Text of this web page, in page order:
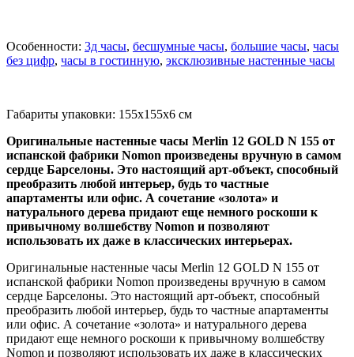
Особенности: 3д часы, бесшумные часы, большие часы, часы
без цифр, часы в гостинную, эксклюзивные настенные часы
Габариты упаковки: 155x155x6 см
Оригинальные настенные часы Merlin 12 GOLD N 155 от
испанской фабрики Nomon произведены вручную в самом
сердце Барселоны. Это настоящий арт-объект, способный
преобразить любой интерьер, будь то частные
апартаменты или офис. А сочетание «золота» и
натурального дерева придают еще немного роскоши к
привычному волшебству Nomon и позволяют
использовать их даже в классических интерьерах.
Оригинальные настенные часы Merlin 12 GOLD N 155 от
испанской фабрики Nomon произведены вручную в самом
сердце Барселоны. Это настоящий арт-объект, способный
преобразить любой интерьер, будь то частные апартаменты
или офис. А сочетание «золота» и натурального дерева
придают еще немного роскоши к привычному волшебству
Nomon и позволяют использовать их даже в классических